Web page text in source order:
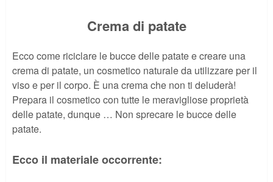
Crema di patate
Ecco come riciclare le bucce delle patate e creare una
crema di patate, un cosmetico naturale da utilizzare per il
viso e per il corpo. È una crema che non ti deluderà!
Prepara il cosmetico con tutte le meravigliose proprietà
delle patate, dunque … Non sprecare le bucce delle
patate.
Ecco il materiale occorrente: